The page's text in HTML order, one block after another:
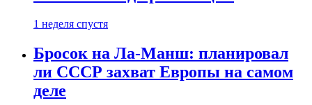
1 неделя спустя
Бросок на Ла-Манш: планировал
ли СССР захват Европы на самом
деле